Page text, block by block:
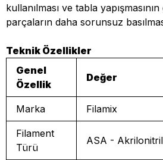
kullanılması ve tabla
parçaların daha sorunsuz
Teknik Özellikler
Genel
Özellik
Değer
Marka Filamix
Filament
Türü
ASA -